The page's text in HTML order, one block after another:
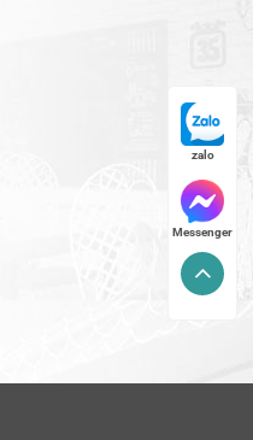
zalo
Messenger